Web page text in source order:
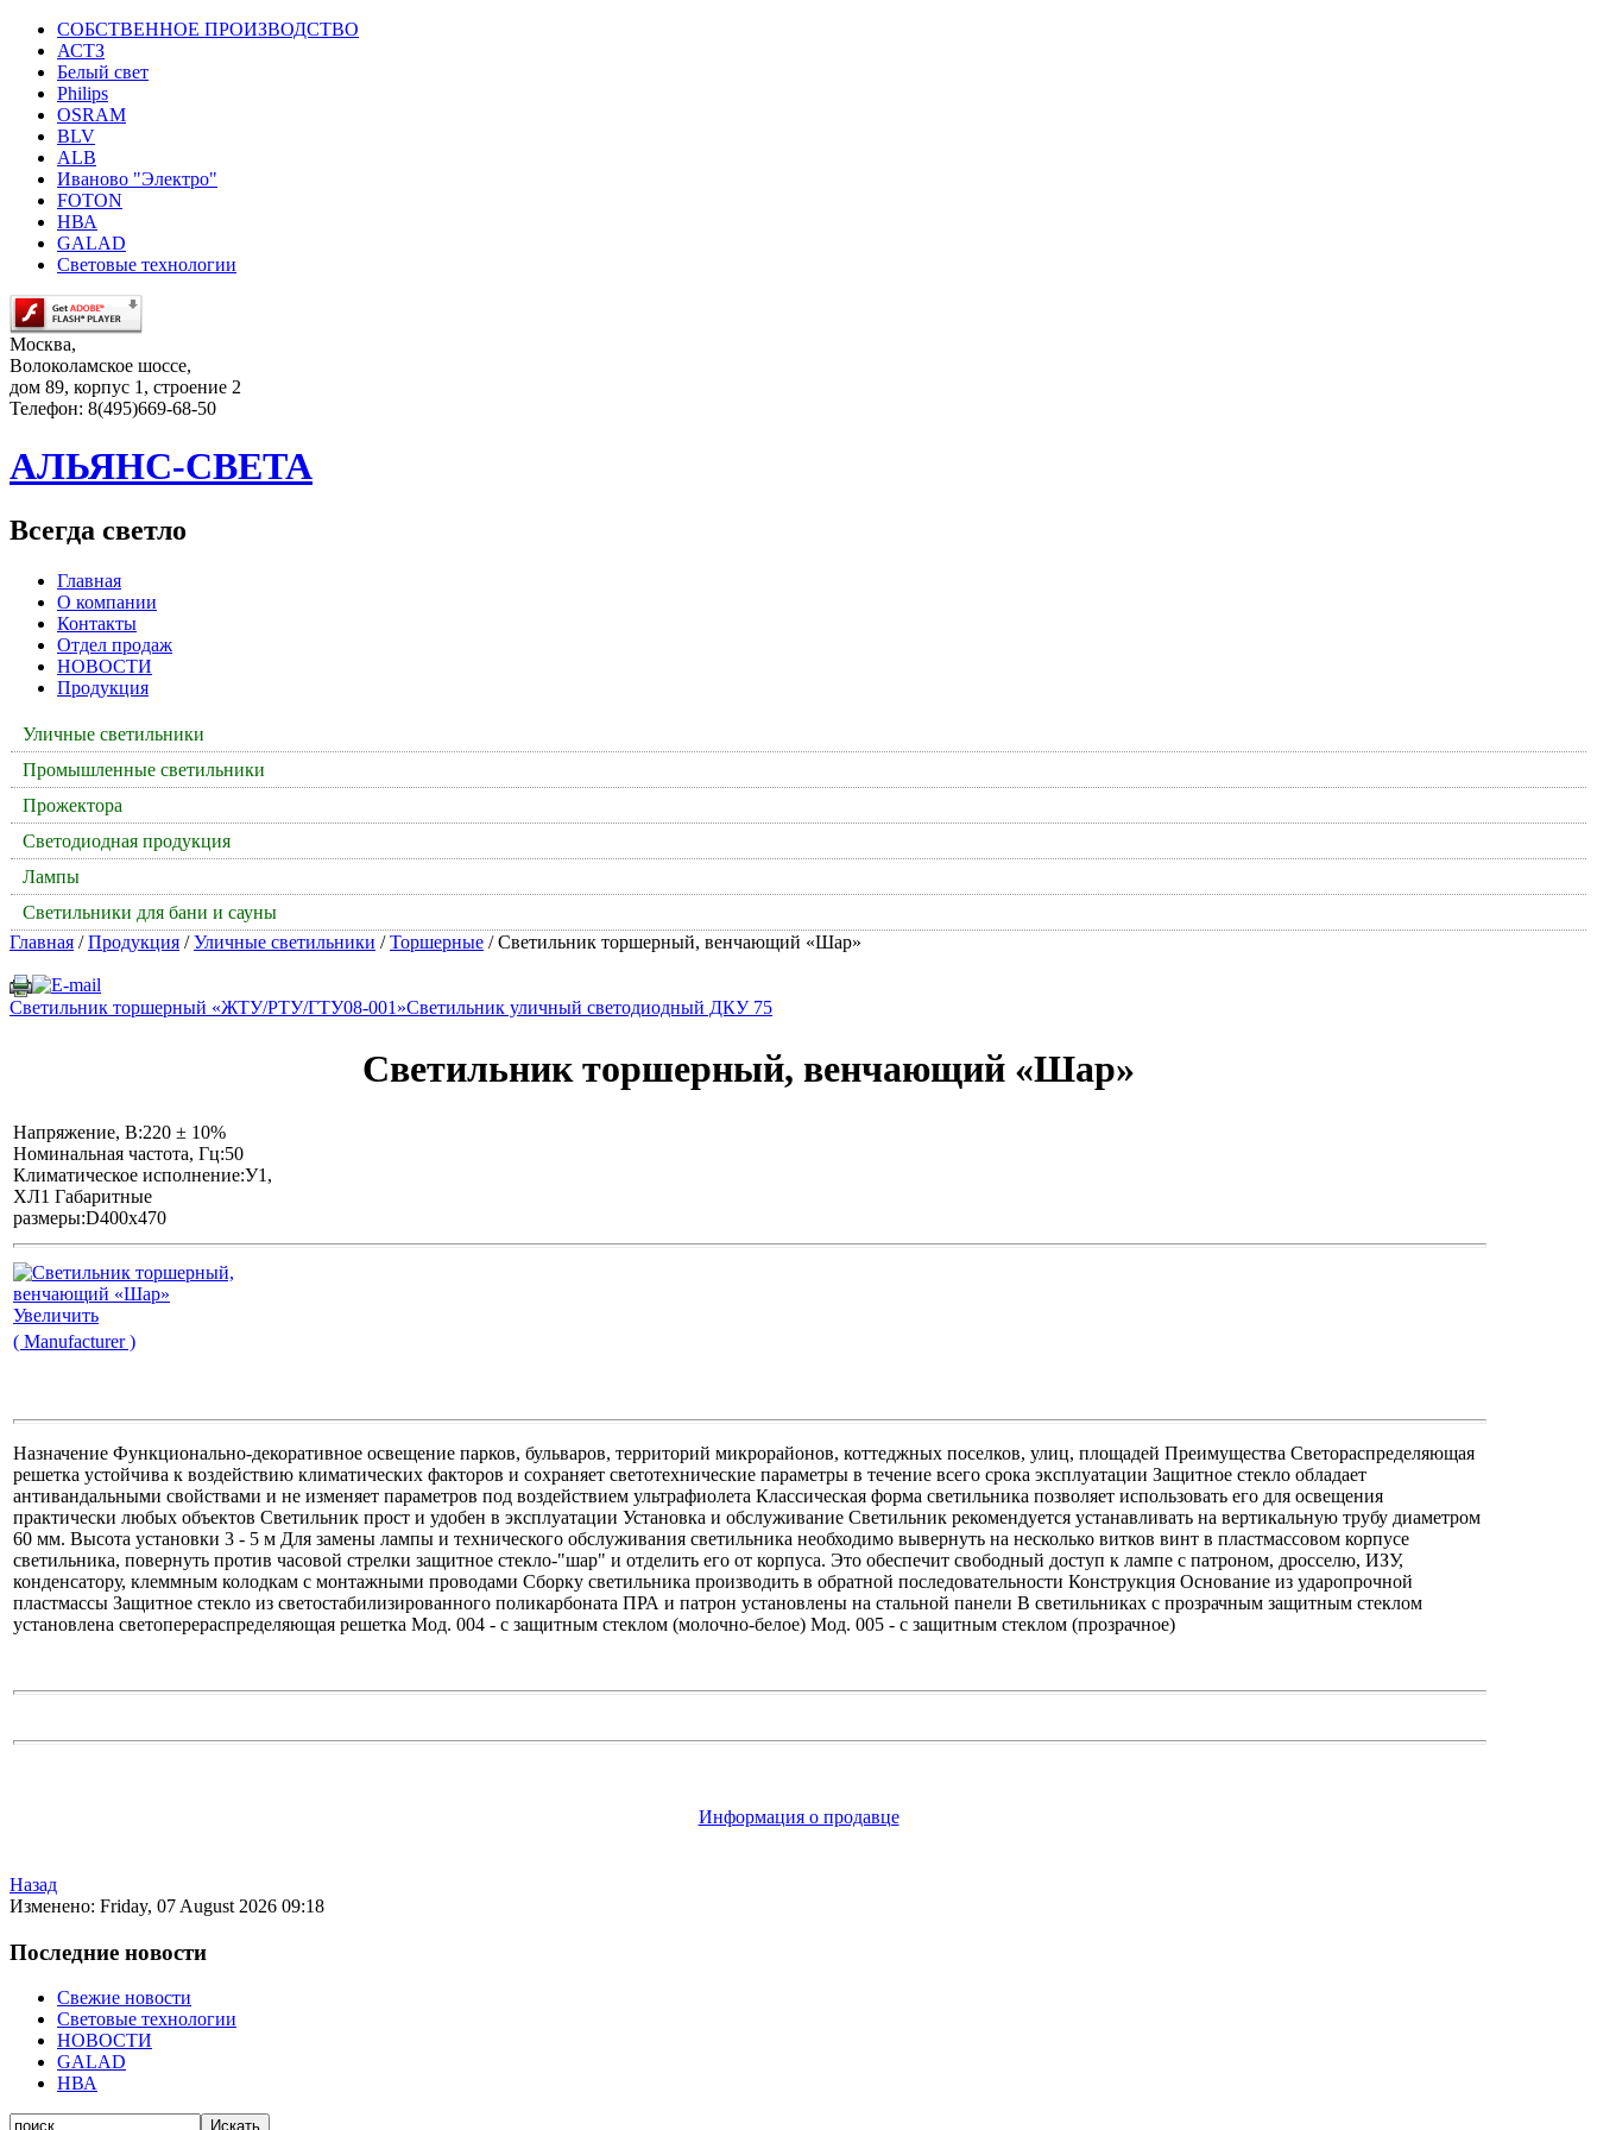
СОБСТВЕННОЕ ПРОИЗВОДСТВО
АСТЗ
Белый свет
Philips
OSRAM
BLV
ALB
Иваново "Электро"
FOTON
НВА
GALAD
Световые технологии
Москва,
Волоколамское шоссе,
дом 89, корпус 1, строение 2
Телефон: 8(495)669-68-50
АЛЬЯНС-СВЕТА
Всегда светло
Главная
О компании
Контакты
Отдел продаж
НОВОСТИ
Продукция
Уличные светильники
Промышленные светильники
Прожектора
Светодиодная продукция
Лампы
Светильники для бани и сауны
Главная /Продукция /Уличные светильники /Торшерные / Светильник торшерный, венчающий «Шар»
Светильник торшерный «ЖТУ/РТУ/ГТУ08-001»Светильник уличный светодиодный ДКУ 75
Светильник торшерный, венчающий «Шар»
Напряжение, В:220 ± 10%
Номинальная частота, Гц:50
Климатическое исполнение:У1,
ХЛ1 Габаритные
размеры:D400х470
Увеличить
( Manufacturer )
Назначение Функционально-декоративное освещение парков, бульваров, территорий микрорайонов, коттеджных поселков, улиц, площадей Преимущества Светораспределяющая
решетка устойчива к воздействию климатических факторов и сохраняет светотехнические параметры в течение всего срока эксплуатации Защитное стекло обладает
антивандальными свойствами и не изменяет параметров под воздействием ультрафиолета Классическая форма светильника позволяет использовать его для освещения
практически любых объектов Светильник прост и удобен в эксплуатации Установка и обслуживание Светильник рекомендуется устанавливать на вертикальную трубу диаметром
60 мм. Высота установки 3 - 5 м Для замены лампы и технического обслуживания светильника необходимо вывернуть на несколько витков винт в пластмассовом корпусе
светильника, повернуть против часовой стрелки защитное стекло-"шар" и отделить его от корпуса. Это обеспечит свободный доступ к лампе с патроном, дросселю, ИЗУ,
конденсатору, клеммным колодкам с монтажными проводами Сборку светильника производить в обратной последовательности Конструкция Основание из ударопрочной
пластмассы Защитное стекло из светостабилизированного поликарбоната ПРА и патрон установлены на стальной панели В светильниках с прозрачным защитным стеклом
установлена светоперераспределяющая решетка Мод. 004 - с защитным стеклом (молочно-белое) Мод. 005 - с защитным стеклом (прозрачное)
Информация о продавце
Назад
Изменено: Friday, 07 August 2026 09:18
Последние новости
Свежие новости
Световые технологии
НОВОСТИ
GALAD
НВА